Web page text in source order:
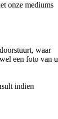
onze mediums
waar
een foto van u
indien